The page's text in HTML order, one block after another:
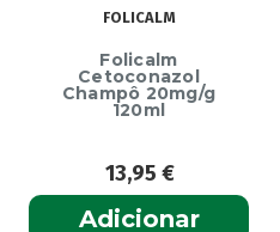
Algesal (1)
Aliand (2)
Alifar (1)
Alka-Seltzer
Allergodil (2)
Allergodil OD
FOLICALM
Folicalm
Cetoconazol
Champô 20mg/g
120ml
13,95€
Adicionar